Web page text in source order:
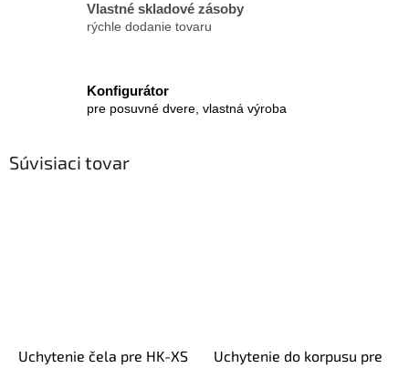
Vlastné skladové zásoby
rýchle dodanie tovaru
Konfigurátor
pre posuvné dvere, vlastná výroba
Súvisiaci tovar
Uchytenie čela pre HK-XS
Uchytenie do korpusu pre